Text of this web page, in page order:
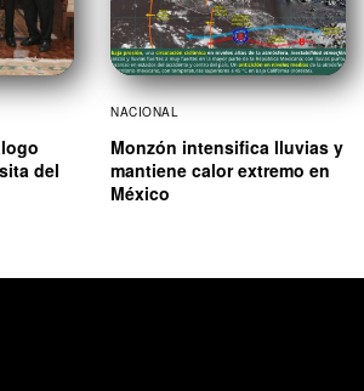
del
NACIONAL
Monzón intensifica lluvias y
mantiene calor extremo en
México